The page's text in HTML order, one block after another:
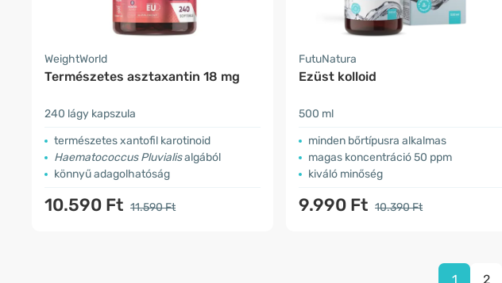
WeightWorld
Természetes asztaxantin 18 mg
240 lágy kapszula
természetes xantofil karotinoid
Haematococcus Pluvialisalgából
könnyű adagolhatóság
10.590 Ft 11.590 Ft
FutuNatura
Ezüst kolloid
500 ml
minden bőrtípusra alkalmas
magas koncentráció 50 ppm
kiváló minőség
9.990 Ft 10.390 Ft
1 2